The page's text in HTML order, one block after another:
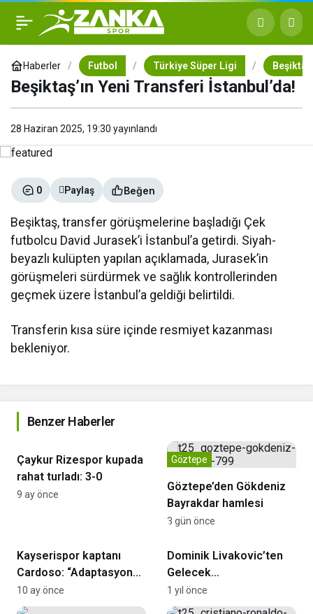
Haberler Futbol Türkiye Süper Ligi Beşiktaş
Beşiktaş’ın Yeni Transferi İstanbul’da!
28 Haziran 2025, 19:30 yayınlandı
0 Paylaş Beğen
Beşiktaş, transfer görüşmelerine başladığı Çek
futbolcu David Jurasek’i İstanbul’a getirdi. Siyah-
beyazlı kulüpten yapılan açıklamada, Jurasek’in
görüşmeleri sürdürmek ve sağlık kontrollerinden
geçmek üzere İstanbul’a geldiği belirtildi.
Transferin kısa süre içinde resmiyet kazanması
bekleniyor.
Beşiktaş’ın Yeni Transferi
İstanbul’da!
Benzer Haberler
Çaykur Rizespor kupada
rahat turladı: 3-0
9 ay önce
Göztepe’den Gökdeniz
Bayrakdar hamlesi
Göztepe
3 gün önce
Kayserispor kaptanı
Cardoso: “Adaptasyon
süreci tamamlanınca iyi
bir ekip olacağız”
10 ay önce
Dominik Livakovic’ten
Gelecek
Spekülasyonlarına Yanıt:
Odak Noktam
Fenerbahçe
1 yıl önce